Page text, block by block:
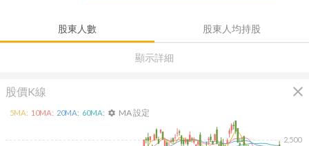
股東人數 股東人均持股
顯示詳細
股價K線 close
2,500
5MA: 10MA: 20MA: 60MA: settings MA 設定